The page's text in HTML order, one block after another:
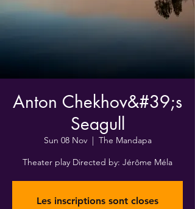
Anton Chekhov&#39;s
Seagull
Sun 08 Nov
  |
The Mandapa
Theater play Directed by: Jérôme Méla
Les inscriptions sont closes